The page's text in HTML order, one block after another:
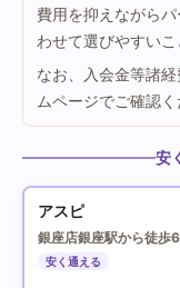
費用を抑えながら
わせて選びやすいこ
なお、入会金等諸
ムページでご確認く
安
アスピ
銀座店銀座駅から徒歩
安く通える